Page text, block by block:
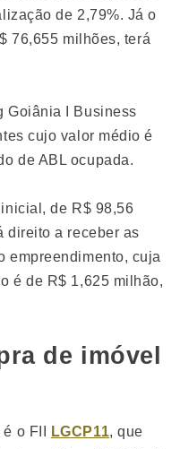
de 2,79%. Já o
76,655 milhões, terá
Goiânia I Business
cujo valor médio é
de ABL ocupada.
de R$ 98,56
direito a receber as
empreendimento, cuja
é de R$ 1,625 milhão,
de imóvel
o FII LGCP11, que